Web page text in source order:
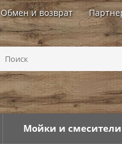
Обмен и возврат
Мойки и